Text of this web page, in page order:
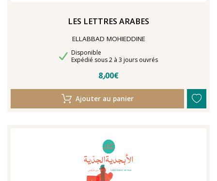
LES LETTRES ARABES
ELLABBAD MOHIEDDINE
Disponibilité
Disponible
Délais de livraison
Expédié sous 2 à 3 jours ouvrés
8٫00€
Ajouter au panier